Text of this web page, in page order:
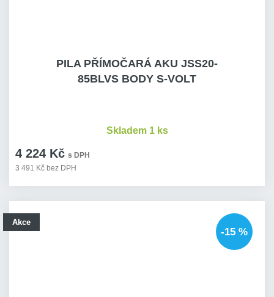
PILA PŘÍMOČARÁ AKU JSS20-
85BLVS BODY S-VOLT
4 224 Kč s DPH
3 491 Kč bez DPH
Skladem 1 ks
Akce
-15 %